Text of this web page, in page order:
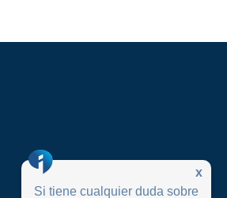
x
Si tiene cualquier duda sobre